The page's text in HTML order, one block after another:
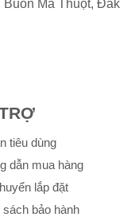
Buôn Ma Thuột, Đắk
tiêu dùng
dẫn mua hàng
lắp đặt
sách bảo hành